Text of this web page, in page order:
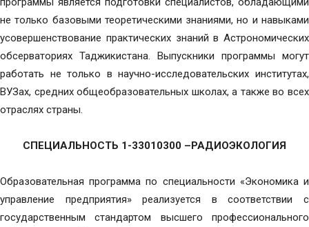
не только базовыми теоретическими знаниями, но и навыками
усовершенствование практических знаний в Астрономических
обсерваториях Таджикистана. Выпускники программы могут
работать не только в научно-исследовательских институтах,
ВУЗах, средних общеобразовательных школах, а также во всех
отраслях страны.
СПЕЦИАЛЬНОСТЬ 1-33010300 –РАДИОЭКОЛОГИЯ
Образовательная программа по специальности «Экономика и
управление предприятия» реализуется в соответствии с
государственным стандартом высшего профессионального